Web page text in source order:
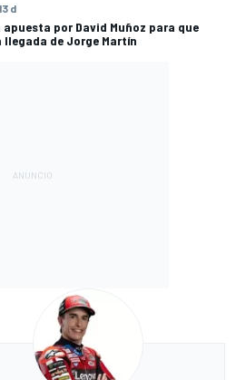
d
apuesta por David Muñoz para que
de Jorge Martín